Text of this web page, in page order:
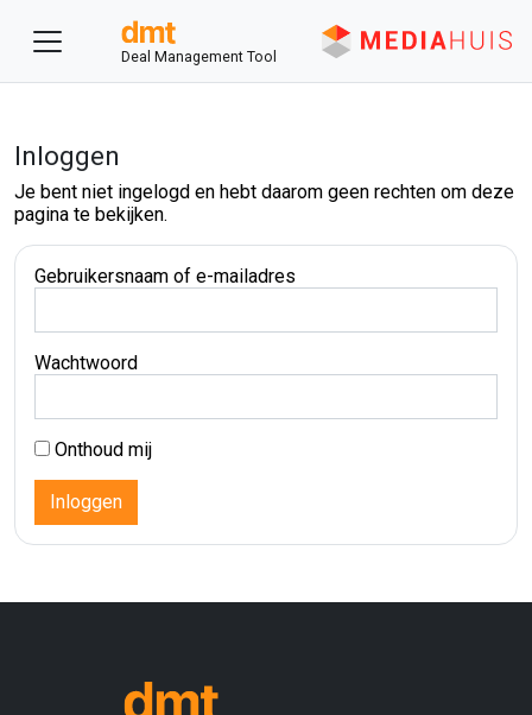
Deal Management Tool
Inloggen
Je bent niet ingelogd en hebt daarom geen rechten om deze
pagina te bekijken.
Gebruikersnaam of e-mailadres
Wachtwoord
Onthoud mij